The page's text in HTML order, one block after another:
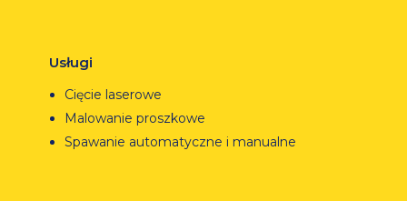
Usługi
Cięcie laserowe
Malowanie proszkowe
Spawanie automatyczne i manualne